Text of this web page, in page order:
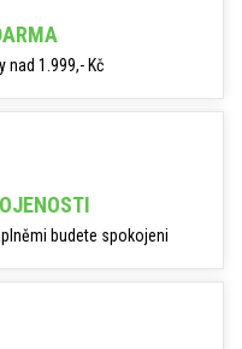
nad 1.999,- Kč
budete spokojeni